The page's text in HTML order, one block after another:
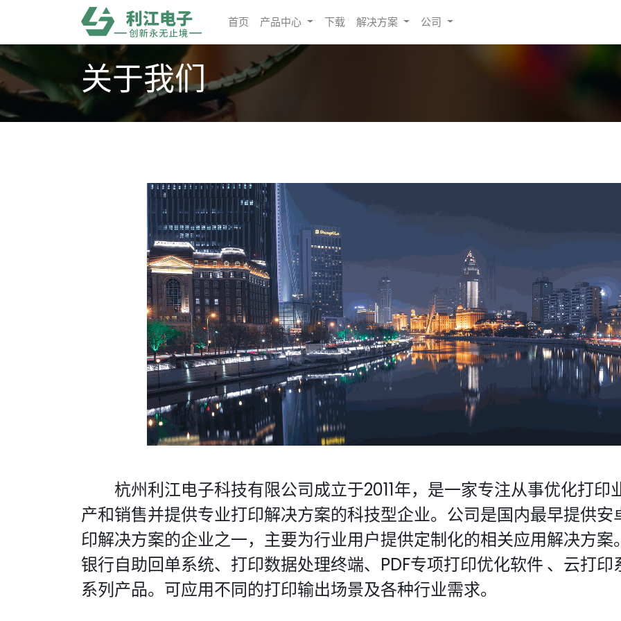
首页 产品中心 下载 解决方案 公司
关于我们
杭州利江电子科技有限公司成立于2011年，是一家专注从事优化打
产和销售并提供专业打印解决方案的科技型企业。公司是国内最早提供
印解决方案的企业之一，主要为行业用户提供定制化的相关应用解决方
银行自助回单系统、打印数据处理终端、PDF专项打印优化软件 、云打印
系列产品。可应用不同的打印输出场景及各种行业需求。
解决方案
关于我们
联系我们
关于我们
我们成立于2011年，是一家定制化打印输出解决方案提供商，是一
家专业打印输出一体化设备制造商。我们是一支充满激情朝气磅礴
产品品质和使用体验， 来解决客户在商业活动中遇到的诸多难题。